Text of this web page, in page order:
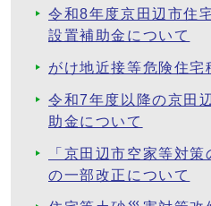
令和8年度京田辺市住
設置補助金について
がけ地近接等危険住宅
令和7年度以降の京田
助金について
「京田辺市空家等対
の一部改正について